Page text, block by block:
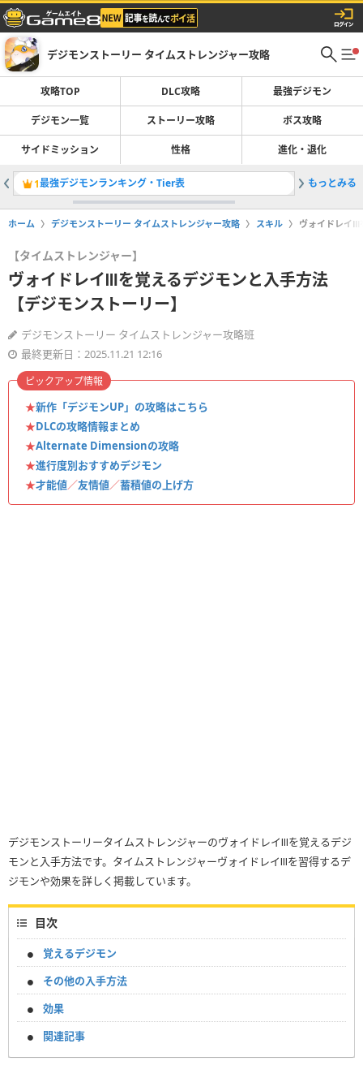
デジモンストーリー タイムストレンジャー攻略
攻略TOP DLC攻略 最強デジモン
デジモン一覧 ストーリー攻略 ボス攻略
サイドミッション 性格 進化・退化
1最強デジモンランキング・Tier表 2登場デ
もっとみる
ホーム デジモンストーリー タイムストレンジャー攻略 スキル ヴォイドレイⅢ
【タイムストレンジャー】
ヴォイドレイⅢを覚えるデジモンと入手方法
【デジモンストーリー】
デジモンストーリー タイムストレンジャー攻略班
最終更新日：2025.11.21 12:16
★新作「デジモンUP」の攻略はこちら
★DLCの攻略情報まとめ
★Alternate Dimensionの攻略
★進行度別おすすめデジモン
★才能値／友情値／蓄積値の上げ方
ピックアップ情報
デジモンストーリータイムストレンジャーのヴォイドレイⅢを覚えるデジ
モンと入手方法です。タイムストレンジャーヴォイドレイⅢを習得するデ
ジモンや効果を詳しく掲載しています。
目次
覚えるデジモン
その他の入手方法
効果
関連記事